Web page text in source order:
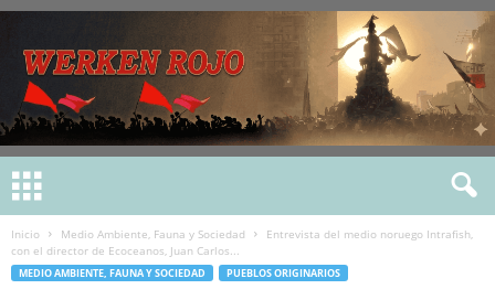
Inicio Medio Ambiente, Fauna y Sociedad
Entrevista del medio noruego Intrafish,
con el director de Ecoceanos, Juan Carlos...
MEDIO AMBIENTE, FAUNA Y SOCIEDAD PUEBLOS ORIGINARIOS